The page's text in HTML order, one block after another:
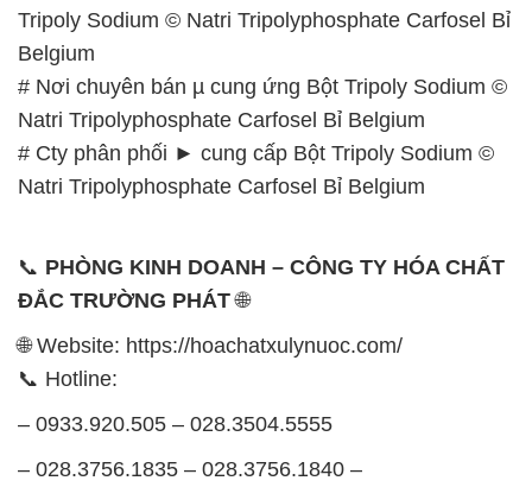
Tripoly Sodium © Natri Tripolyphosphate Carfosel Bỉ
Belgium
# Nơi chuyên bán µ cung ứng Bột Tripoly Sodium ©
Natri Tripolyphosphate Carfosel Bỉ Belgium
# Cty phân phối ► cung cấp Bột Tripoly Sodium ©
Natri Tripolyphosphate Carfosel Bỉ Belgium
📞 PHÒNG KINH DOANH – CÔNG TY HÓA CHẤT
ĐẮC TRƯỜNG PHÁT🌐
🌐 Website: https://hoachatxulynuoc.com/
📞 Hotline:
– 0933.920.505 – 028.3504.5555
– 028.3756.1835 – 028.3756.1840 –